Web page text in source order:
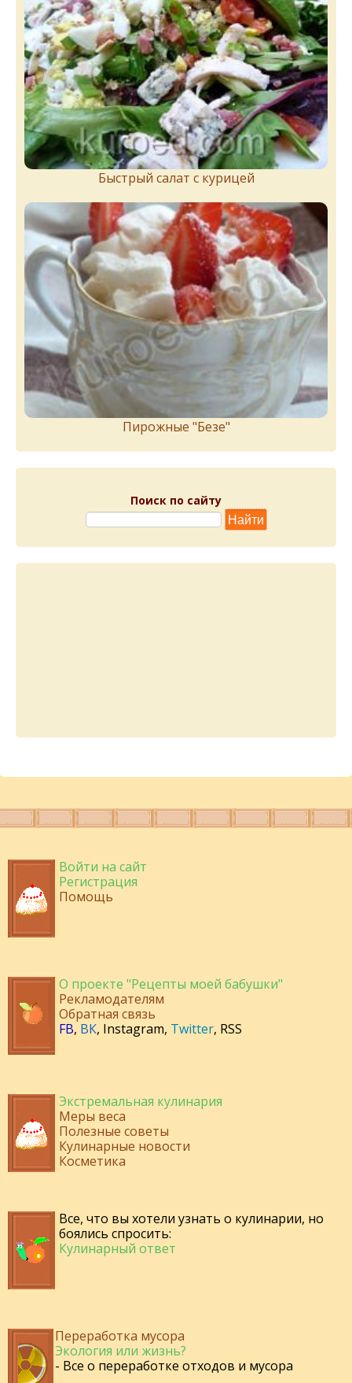
Быстрый салат с курицей
Пирожныe "Бeзe"
Поиск по сайту
Войти на сайт
Регистрация
Помощь
О проекте "Рецепты моей бабушки"
Рекламодателям
Обратная связь
FB, ВК, Instagram, Twitter, RSS
Экстремальная кулинария
Меры веса
Полезные советы
Кулинарные новости
Косметика
Все, что вы хотели узнать о кулинарии, но
боялись спросить:
Кулинарный ответ
Переработка мусора
Экология или жизнь?
- Все о переработке отходов и мусора